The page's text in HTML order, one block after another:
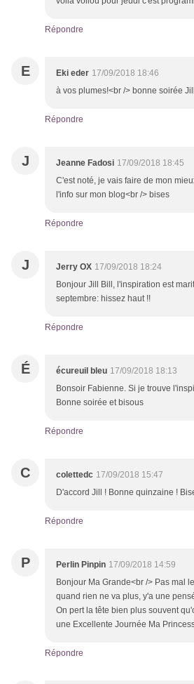
Répondre
E Eki eder 17/09/2018 18:46
à vos plumes!<br /> bonne soirée Jill
Répondre
J Jeanne Fadosi 17/09/2018 18:45
C'est noté, je vais faire de mon
l'info sur mon blog<br /> bises
Répondre
J Jerry OX 17/09/2018 18:24
Bonjour Jill Bill, l'inspiration est
septembre: hissez haut !!
Répondre
É écureuil bleu 17/09/2018 18:13
Bonsoir Fabienne. Si je trouve
Bonne soirée et bisous
Répondre
C colettedc 17/09/2018 15:47
D'accord Jill ! Bonne quinzaine !
Répondre
P Perlin Pinpin 17/09/2018 14:59
Bonjour Ma Grande<br /> Pas mal
quand rien ne va plus, y'a une
On pert la tête bien plus souvent
une Excellente Journée Ma
Répondre